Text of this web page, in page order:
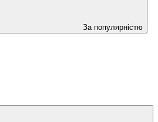
За популярністю